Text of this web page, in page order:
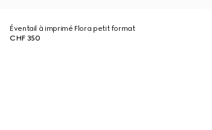
Éventail à imprimé Flora petit format
CHF 350